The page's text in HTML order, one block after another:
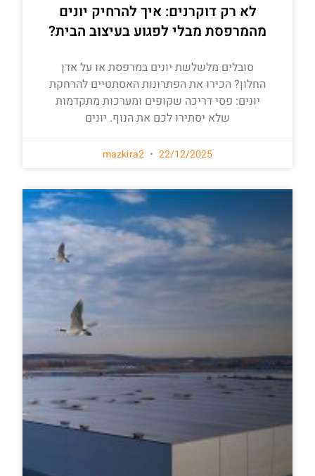
לא רק דוקרנים: איך להרחיק יונים
מהמרפסת מבלי לפגוע בעיצוב הבית?
סובלים מלשלשת יונים במרפסת או על אדן
החלון? הכירו את הפתרונות האסתטיים להרחקת
יונים: פסי דריכה שקופים ומערכות מתקדמות
שלא יסתירו לכם את הנוף. יונים
mazkira2 22/12/2025